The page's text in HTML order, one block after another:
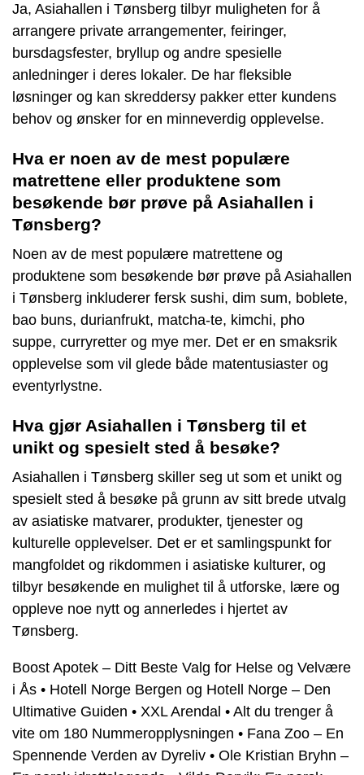
Ja, Asiahallen i Tønsberg tilbyr muligheten for å
arrangere private arrangementer, feiringer,
bursdagsfester, bryllup og andre spesielle
anledninger i deres lokaler. De har fleksible
løsninger og kan skreddersy pakker etter kundens
behov og ønsker for en minneverdig opplevelse.
Hva er noen av de mest populære
matrettene eller produktene som
besøkende bør prøve på Asiahallen i
Tønsberg?
Noen av de mest populære matrettene og
produktene som besøkende bør prøve på Asiahallen
i Tønsberg inkluderer fersk sushi, dim sum, boblete,
bao buns, durianfrukt, matcha-te, kimchi, pho
suppe, curryretter og mye mer. Det er en smaksrik
opplevelse som vil glede både matentusiaster og
eventyrlystne.
Hva gjør Asiahallen i Tønsberg til et
unikt og spesielt sted å besøke?
Asiahallen i Tønsberg skiller seg ut som et unikt og
spesielt sted å besøke på grunn av sitt brede utvalg
av asiatiske matvarer, produkter, tjenester og
kulturelle opplevelser. Det er et samlingspunkt for
mangfoldet og rikdommen i asiatiske kulturer, og
tilbyr besøkende en mulighet til å utforske, lære og
oppleve noe nytt og annerledes i hjertet av
Tønsberg.
Boost Apotek – Ditt Beste Valg for Helse og Velvære
i Ås • Hotell Norge Bergen og Hotell Norge – Den
Ultimative Guiden • XXL Arendal • Alt du trenger å
vite om 180 Nummeropplysningen • Fana Zoo – En
Spennende Verden av Dyreliv • Ole Kristian Bryhn –